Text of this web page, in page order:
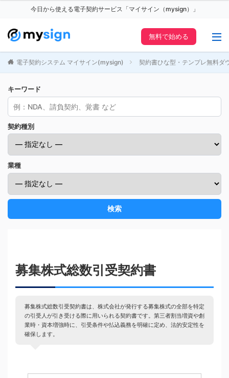
今日から使える電子契約サービス「マイサイン（mysign）」
無料で始める
電子契約システム マイサイン(mysign) 契約書ひな型・テンプレ無料ダ
キーワード
契約種別
業種
検索
募集株式総数引受契約書
募集株式総数引受契約書は、株式会社が発行する募集株式の全部を特定
の引受人が引き受ける際に用いられる契約書です。第三者割当増資や創
業時・資本増強時に、引受条件や払込義務を明確に定め、法的安定性を
確保します。